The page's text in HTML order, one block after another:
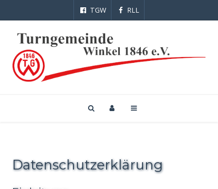
TGW RLL
Datenschutzerklärung